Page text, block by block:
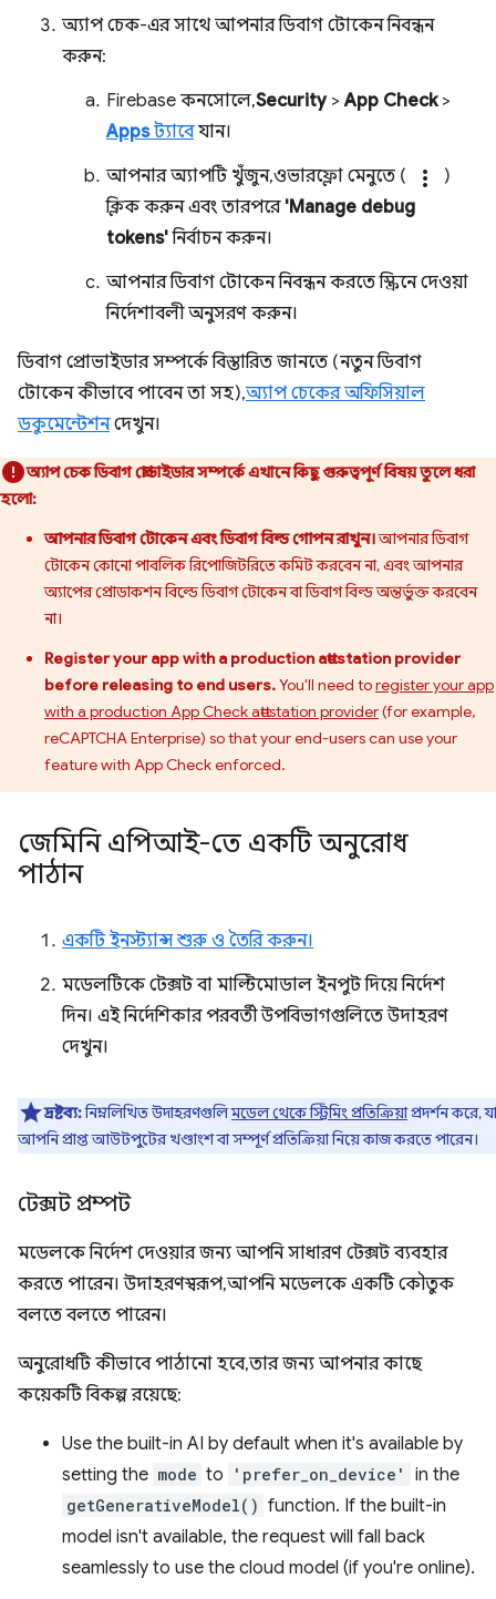
অ্যাপ চেক-এর সাথে আপনার ডিবাগ টোকেন নিবন্ধন
করুন:
Firebase কনসোলে,Security>App Check>
Appsট্যাবেযান।
আপনার অ্যাপটি খুঁজুন, ওভারফ্লো মেনুতে (
more_vert
)
ক্লিক করুন এবং তারপরে 'Manage debug
tokens'নির্বাচন করুন।
আপনার ডিবাগ টোকেন নিবন্ধন করতে স্ক্রিনে দেওয়া
নির্দেশাবলী অনুসরণ করুন।
ডিবাগ প্রোভাইডার সম্পর্কে বিস্তারিত জানতে (নতুন ডিবাগ
টোকেন কীভাবে পাবেন তা সহ),অ্যাপ চেকের অফিসিয়াল
ডকুমেন্টেশনদেখুন।
অ্যাপ চেক ডিবাগ প্রোভাইডার সম্পর্কে এখানে কিছু গুরুত্বপূর্ণ বিষয় তুলে ধরা
হলো:
আপনার ডিবাগ টোকেন এবং ডিবাগ বিল্ড গোপন রাখুন।আপনার ডিবাগ
টোকেন কোনো পাবলিক রিপোজিটরিতে কমিট করবেন না, এবং আপনার
অ্যাপের প্রোডাকশন বিল্ডে ডিবাগ টোকেন বা ডিবাগ বিল্ড অন্তর্ভুক্ত করবেন
না।
Register your app with a production attestation provider
before releasing to end users.You'll need toregister your app
with a production App Check attestation provider(for example,
reCAPTCHA Enterprise) so that your end-users can use your
feature with App Check enforced.
জেমিনি এপিআই-তে একটি অনুরোধ
পাঠান
একটি ইনস্ট্যান্স শুরু ও তৈরি করুন।
মডেলটিকে টেক্সট বা মাল্টিমোডাল ইনপুট দিয়ে নির্দেশ
দিন। এই নির্দেশিকার পরবর্তী উপবিভাগগুলিতে উদাহরণ
দেখুন।
দ্রষ্টব্য:নিম্নলিখিত উদাহরণগুলিমডেল থেকে স্ট্রিমিং প্রতিক্রিয়াপ্রদর্শন করে,
আপনি প্রাপ্ত আউটপুটের খণ্ডাংশ বা সম্পূর্ণ প্রতিক্রিয়া নিয়ে কাজ করতে পারেন।
টেক্সট প্রম্পট
মডেলকে নির্দেশ দেওয়ার জন্য আপনি সাধারণ টেক্সট ব্যবহার
করতে পারেন। উদাহরণস্বরূপ, আপনি মডেলকে একটি কৌতুক
বলতে বলতে পারেন।
অনুরোধটি কীভাবে পাঠানো হবে, তার জন্য আপনার কাছে
কয়েকটি বিকল্প রয়েছে:
Use the built-in AI by default when it's available by
setting the mode to 'prefer_on_device' in the
getGenerativeModel() function. If the built-in
model isn't available, the request will fall back
seamlessly to use the cloud model (if you're online).